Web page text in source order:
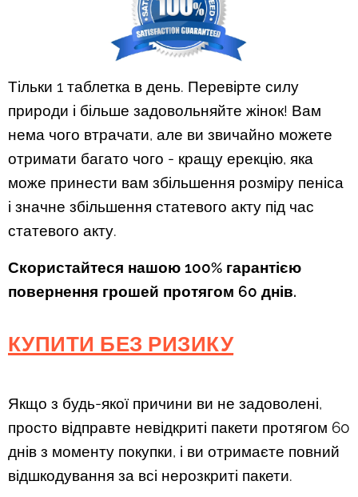
Тільки 1 таблетка в день. Перевірте силу
природи і більше задовольняйте жінок! Вам
нема чого втрачати, але ви звичайно можете
отримати багато чого - кращу ерекцію, яка
може принести вам збільшення розміру пеніса
і значне збільшення статевого акту під час
статевого акту.
Скористайтеся нашою 100% гарантією
повернення грошей протягом 60 днів.
КУПИТИ БЕЗ РИЗИКУ
Якщо з будь-якої причини ви не задоволені,
просто відправте невідкриті пакети протягом 60
днів з моменту покупки, і ви отримаєте повний
відшкодування за всі нерозкриті пакети.